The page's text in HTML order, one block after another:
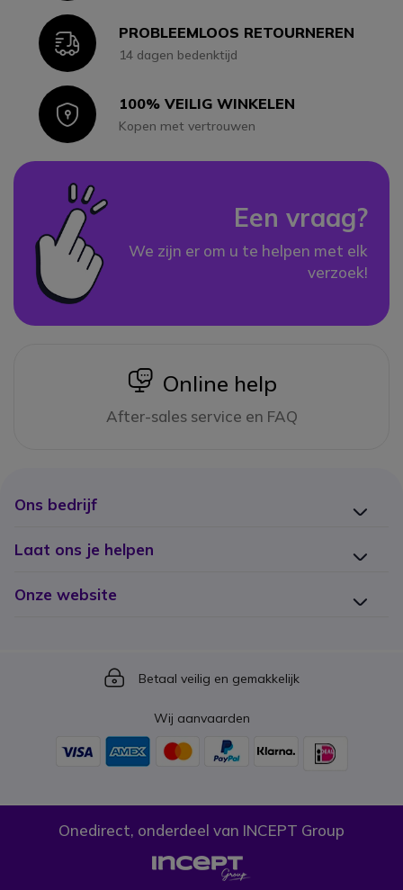
IconPROBLEEMLOOS RETOURNEREN
14 dagen bedenktijd
Icon100% VEILIG WINKELEN
Kopen met vertrouwen
Een vraag?
We zijn er om u te helpen met elk
verzoek!
icon
Online help
After-sales service en FAQ
Ons bedrijf
Laat ons je helpen
Onze website
Icon
Betaal veilig en gemakkelijk
Wij aanvaarden
Onedirect, onderdeel van INCEPT Group